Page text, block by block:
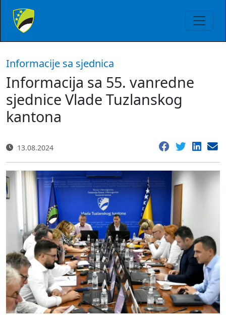
Informacije sa sjednica
Informacija sa 55. vanredne
sjednice Vlade Tuzlanskog
kantona
13.08.2024